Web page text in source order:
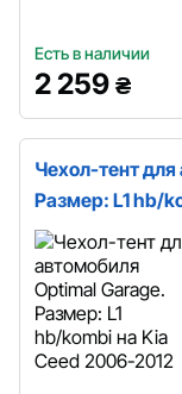
Есть в наличии
2 259 ₴
Чехол-тент
Размер: L1 hb/